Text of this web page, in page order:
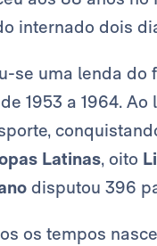
internado dois
se uma lenda do
1953 a 1964.
Latinas, oito
disputou 396
os tempos